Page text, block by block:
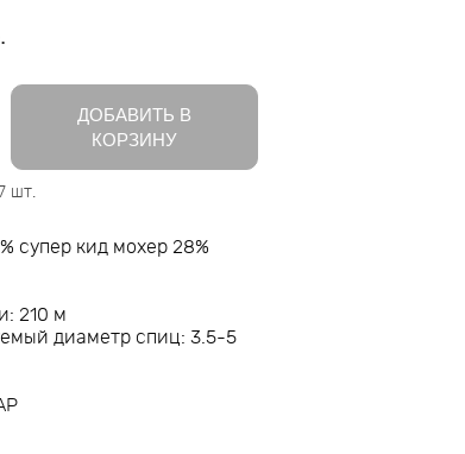
шт.
ДОБАВИТЬ В
КОРЗИНУ
супер кид мохер 28%
210 м
диаметр спиц: 3.5-5